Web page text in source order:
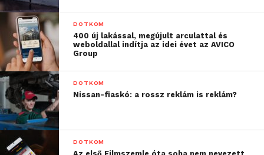
DOTKOM
400 új lakással, megújult arculattal és
weboldallal indítja az idei évet az AVICO
Group
DOTKOM
Nissan-fiaskó: a rossz reklám is reklám?
DOTKOM